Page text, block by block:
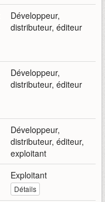
Développeur,
distributeur, éditeur
Développeur,
distributeur, éditeur
Développeur,
distributeur, éditeur,
exploitant
Exploitant
Détails